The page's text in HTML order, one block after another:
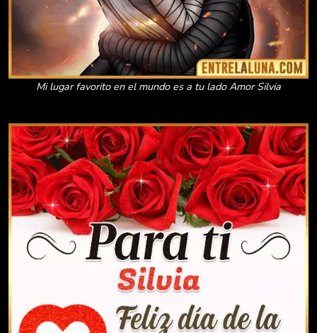
Mi lugar favorito en el mundo es a tu lado Amor Silvia